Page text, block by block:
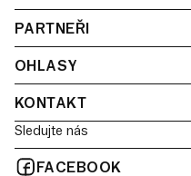
PARTNEŘI
OHLASY
KONTAKT
Sledujte nás
FACEBOOK